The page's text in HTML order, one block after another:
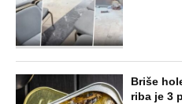
Briše
riba je 3